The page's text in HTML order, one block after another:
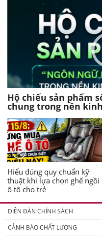
Hộ chiếu sản phẩm
chung trong nền
Hiểu đúng quy chuẩn kỹ
thuật khi lựa chọn ghế ngồi
ô tô cho trẻ
DIỄN ĐÀN CHÍNH SÁCH
CẢNH BÁO CHẤT LƯỢNG